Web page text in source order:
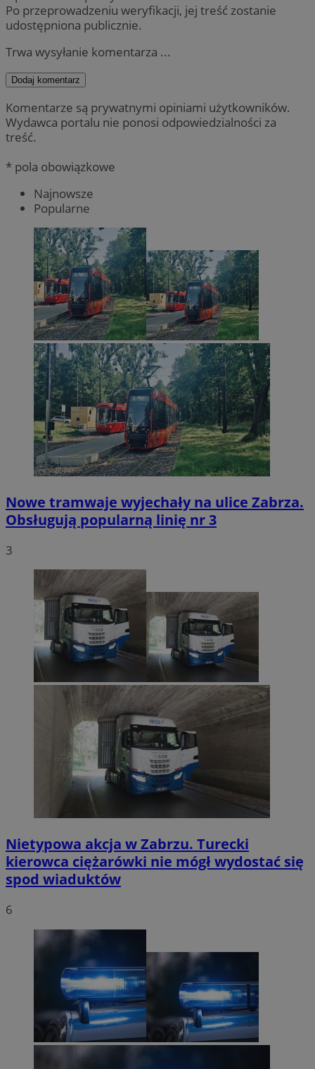
Po przeprowadzeniu weryfikacji, jej treść zostanie
udostępniona publicznie.
Trwa wysyłanie komentarza ...
Dodaj komentarz
Komentarze są prywatnymi opiniami użytkowników.
Wydawca portalu nie ponosi odpowiedzialności za
treść.
* pola obowiązkowe
Najnowsze
Popularne
Nowe tramwaje wyjechały na ulice Zabrza.
Obsługują popularną linię nr 3
3
Nietypowa akcja w Zabrzu. Turecki
kierowca ciężarówki nie mógł wydostać się
spod wiaduktów
6